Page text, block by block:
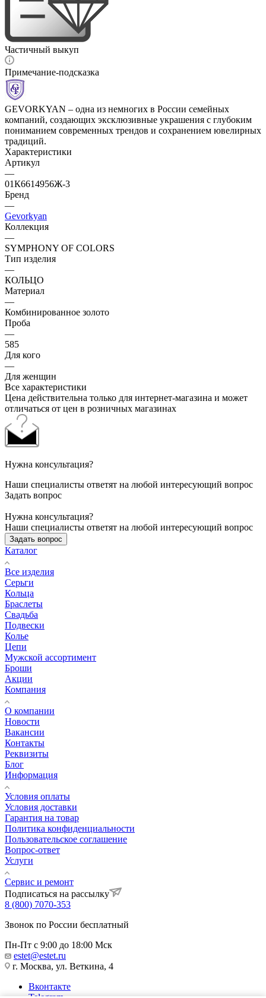
Частичный выкуп
Примечание-подсказка
GEVORKYAN – одна из немногих в России семейных
компаний, создающих эксклюзивные украшения с глубоким
пониманием современных трендов и сохранением ювелирных
традиций.
Характеристики
Артикул
—
01К6614956Ж-3
Бренд
—
Gevorkyan
Коллекция
—
SYMPHONY OF COLORS
Тип изделия
—
КОЛЬЦО
Материал
—
Комбинированное золото
Проба
—
585
Для кого
—
Для женщин
Все характеристики
Цена действительна только для интернет-магазина и может
отличаться от цен в розничных магазинах
Нужна консультация?
Наши специалисты ответят на любой интересующий вопрос
Задать вопрос
Нужна консультация?
Наши специалисты ответят на любой интересующий вопрос
Задать вопрос
Каталог
Все изделия
Серьги
Кольца
Браслеты
Свадьба
Подвески
Колье
Цепи
Мужской ассортимент
Броши
Акции
Компания
О компании
Новости
Вакансии
Контакты
Реквизиты
Блог
Информация
Условия оплаты
Условия доставки
Гарантия на товар
Политика конфиденциальности
Пользовательское соглашение
Вопрос-ответ
Услуги
Сервис и ремонт
Подписаться на рассылку
8 (800) 7070-353
Звонок по России бесплатный
Пн-Пт с 9:00 до 18:00 Мск
estet@estet.ru
г. Москва, ул. Веткина, 4
Вконтакте